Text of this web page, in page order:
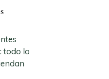
todo lo